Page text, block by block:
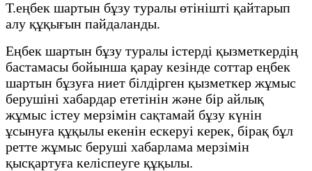
Т.еңбек шартын бұзу туралы өтінішті қайтарып
алу құқығын пайдаланды.
Еңбек шартын бұзу туралы істерді қызметкердің
бастамасы бойынша қарау кезінде соттар еңбек
шартын бұзуға ниет білдірген қызметкер жұмыс
берушіні хабардар ететінін және бір айлық
жұмыс істеу мерзімін сақтамай бұзу күнін
ұсынуға құқылы екенін ескеруі керек, бірақ бұл
ретте жұмыс беруші хабарлама мерзімін
қысқартуға келіспеуге құқылы.